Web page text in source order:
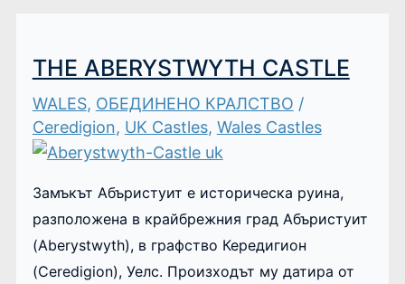
THE ABERYSTWYTH CASTLE
WALES, ОБЕДИНЕНО КРАЛСТВО /
Ceredigion, UK Castles, Wales Castles
Замъкът Абъристуит е историческа руина,
разположена в крайбрежния град Абъристуит
(Aberystwyth), в графство Кередигион
(Ceredigion), Уелс. Произходът му датира от